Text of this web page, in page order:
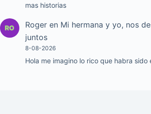
mas historias
Roger en Mi hermana y yo, nos
juntos
8-08-2026
Hola me imagino lo rico que habra sido